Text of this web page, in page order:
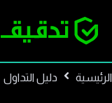
الرئيسية دليل التداول